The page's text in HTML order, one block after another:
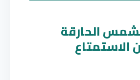
الحارقة